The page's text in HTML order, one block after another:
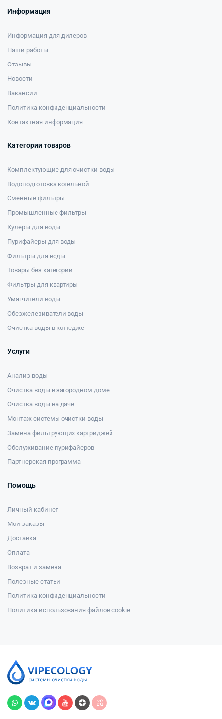
Информация
Информация для дилеров
Наши работы
Отзывы
Новости
Вакансии
Политика конфиденциальности
Контактная информация
Категории товаров
Комплектующие для очистки воды
Водоподготовка котельной
Сменные фильтры
Промышленные фильтры
Кулеры для воды
Пурифайеры для воды
Фильтры для воды
Товары без категории
Фильтры для квартиры
Умягчители воды
Обезжелезиватели воды
Очистка воды в коттедже
Услуги
Анализ воды
Очистка воды в загородном доме
Очистка воды на даче
Монтаж системы очистки воды
Замена фильтрующих картриджей
Обслуживание пурифайеров
Партнерская программа
Помощь
Личный кабинет
Мои заказы
Доставка
Оплата
Возврат и замена
Полезные статьи
Политика конфиденциальности
Политика использования файлов cookie